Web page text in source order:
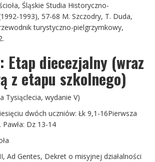
Śląskie Studia Historyczno-
1993), 57-68 M. Szczodry, T. Duda,
turystyczno-pielgrzymkowy,
diecezjalny (wraz
z etapu szkolnego)
Tysiąclecia, wydanie V)
dwóch uczniów: Łk 9,1-16Pierwsza
Dz 13-14
Ad Gentes, Dekret o misyjnej działalności